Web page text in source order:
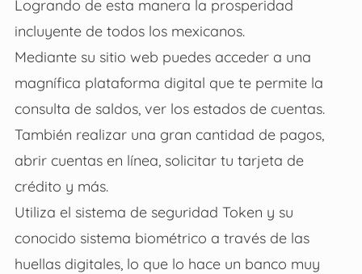
Logrando de esta manera la prosperidad
incluyente de todos los mexicanos.
Mediante su sitio web puedes acceder a una
magnífica plataforma digital que te permite la
consulta de saldos, ver los estados de cuentas.
También realizar una gran cantidad de pagos,
abrir cuentas en línea, solicitar tu tarjeta de
crédito y más.
Utiliza el sistema de seguridad Token y su
conocido sistema biométrico a través de las
huellas digitales, lo que lo hace un banco muy